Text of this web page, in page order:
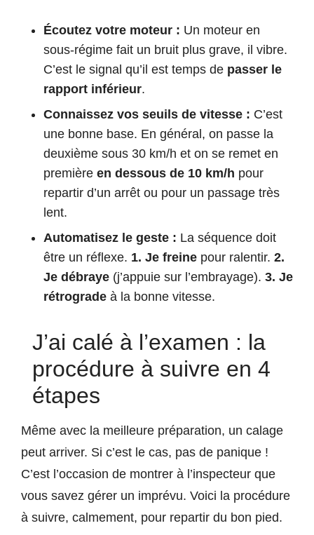
Écoutez votre moteur : Un moteur en
sous-régime fait un bruit plus grave, il vibre.
C’est le signal qu’il est temps de passer le
rapport inférieur.
Connaissez vos seuils de vitesse : C’est
une bonne base. En général, on passe la
deuxième sous 30 km/h et on se remet en
première en dessous de 10 km/h pour
repartir d’un arrêt ou pour un passage très
lent.
Automatisez le geste : La séquence doit
être un réflexe. 1. Je freine pour ralentir. 2.
Je débraye (j’appuie sur l’embrayage). 3. Je
rétrograde à la bonne vitesse.
J’ai calé à l’examen : la
procédure à suivre en 4
étapes
Même avec la meilleure préparation, un calage
peut arriver. Si c’est le cas, pas de panique !
C’est l’occasion de montrer à l’inspecteur que
vous savez gérer un imprévu. Voici la procédure
à suivre, calmement, pour repartir du bon pied.